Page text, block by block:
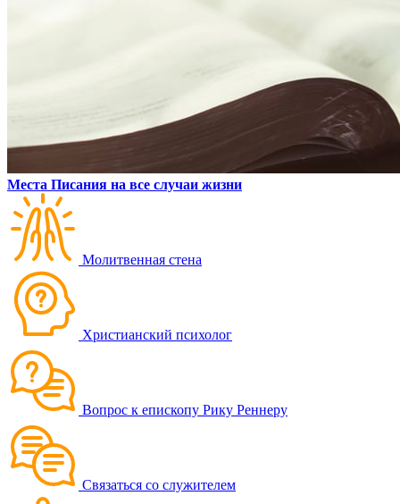
Места Писания на все случаи жизни
Молитвенная стена
Христианский психолог
Вопрос к епископу Рику Реннеру
Связаться со служителем